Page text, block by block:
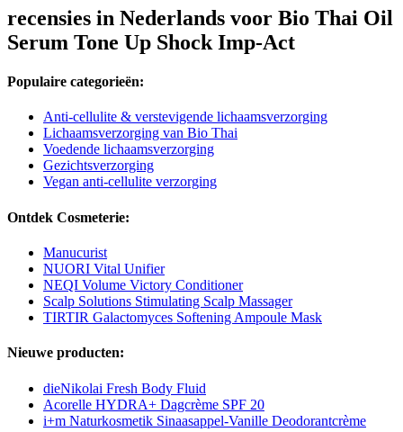
recensies in Nederlands voor Bio Thai Oil
Serum Tone Up Shock Imp-Act
Populaire categorieën:
Anti-cellulite & verstevigende lichaamsverzorging
Lichaamsverzorging van Bio Thai
Voedende lichaamsverzorging
Gezichtsverzorging
Vegan anti-cellulite verzorging
Ontdek Cosmeterie:
Manucurist
NUORI Vital Unifier
NEQI Volume Victory Conditioner
Scalp Solutions Stimulating Scalp Massager
TIRTIR Galactomyces Softening Ampoule Mask
Nieuwe producten:
dieNikolai Fresh Body Fluid
Acorelle HYDRA+ Dagcrème SPF 20
i+m Naturkosmetik Sinaasappel-Vanille Deodorantcrème